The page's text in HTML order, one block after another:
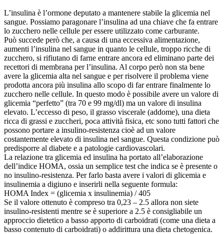
L’insulina è l’ormone deputato a mantenere stabile la glicemia nel
sangue. Possiamo paragonare l’insulina ad una chiave che fa entrare
lo zucchero nelle cellule per essere utilizzato come carburante.
Può succede però che, a causa di una eccessiva alimentazione,
aumenti l’insulina nel sangue in quanto le cellule, troppo ricche di
zucchero, si rifiutano di farne entrare ancora ed eliminano parte dei
recettori di membrana per l’insulina. Al corpo però non sta bene
avere la glicemia alta nel sangue e per risolvere il problema viene
prodotta ancora più insulina allo scopo di far entrare finalmente lo
zucchero nelle cellule. In questo modo è possibile avere un valore di
glicemia “perfetto” (tra 70 e 99 mg/dl) ma un valore di insulina
elevato. L’eccesso di peso, il grasso viscerale (addome), una dieta
ricca di grassi e zuccheri, poca attività fisica, etc sono tutti fattori che
possono portare a insulino-resistenza cioè ad un valore
costantemente elevato di insulina nel sangue. Questa condizione può
predisporre al diabete e a patologie cardiovascolari.
La relazione tra glicemia ed insulina ha portato all’elaborazione
dell’indice HOMA, ossia un semplice test che indica se è presente o
no insulino-resistenza. Per farlo basta avere i valori di glicemia e
insulinemia a digiuno e inserirli nella seguente formula:
HOMA Index = (glicemia x insulinemia) / 405
Se il valore ottenuto è compreso tra 0,23 – 2.5 allora non siete
insulino-resistenti mentre se è superiore a 2.5 è consigliabile un
approccio dietetico a basso apporto di carboidrati (come una dieta a
basso contenuto di carboidrati) o addirittura una dieta chetogenica.